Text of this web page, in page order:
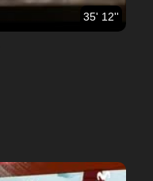
35' 12''